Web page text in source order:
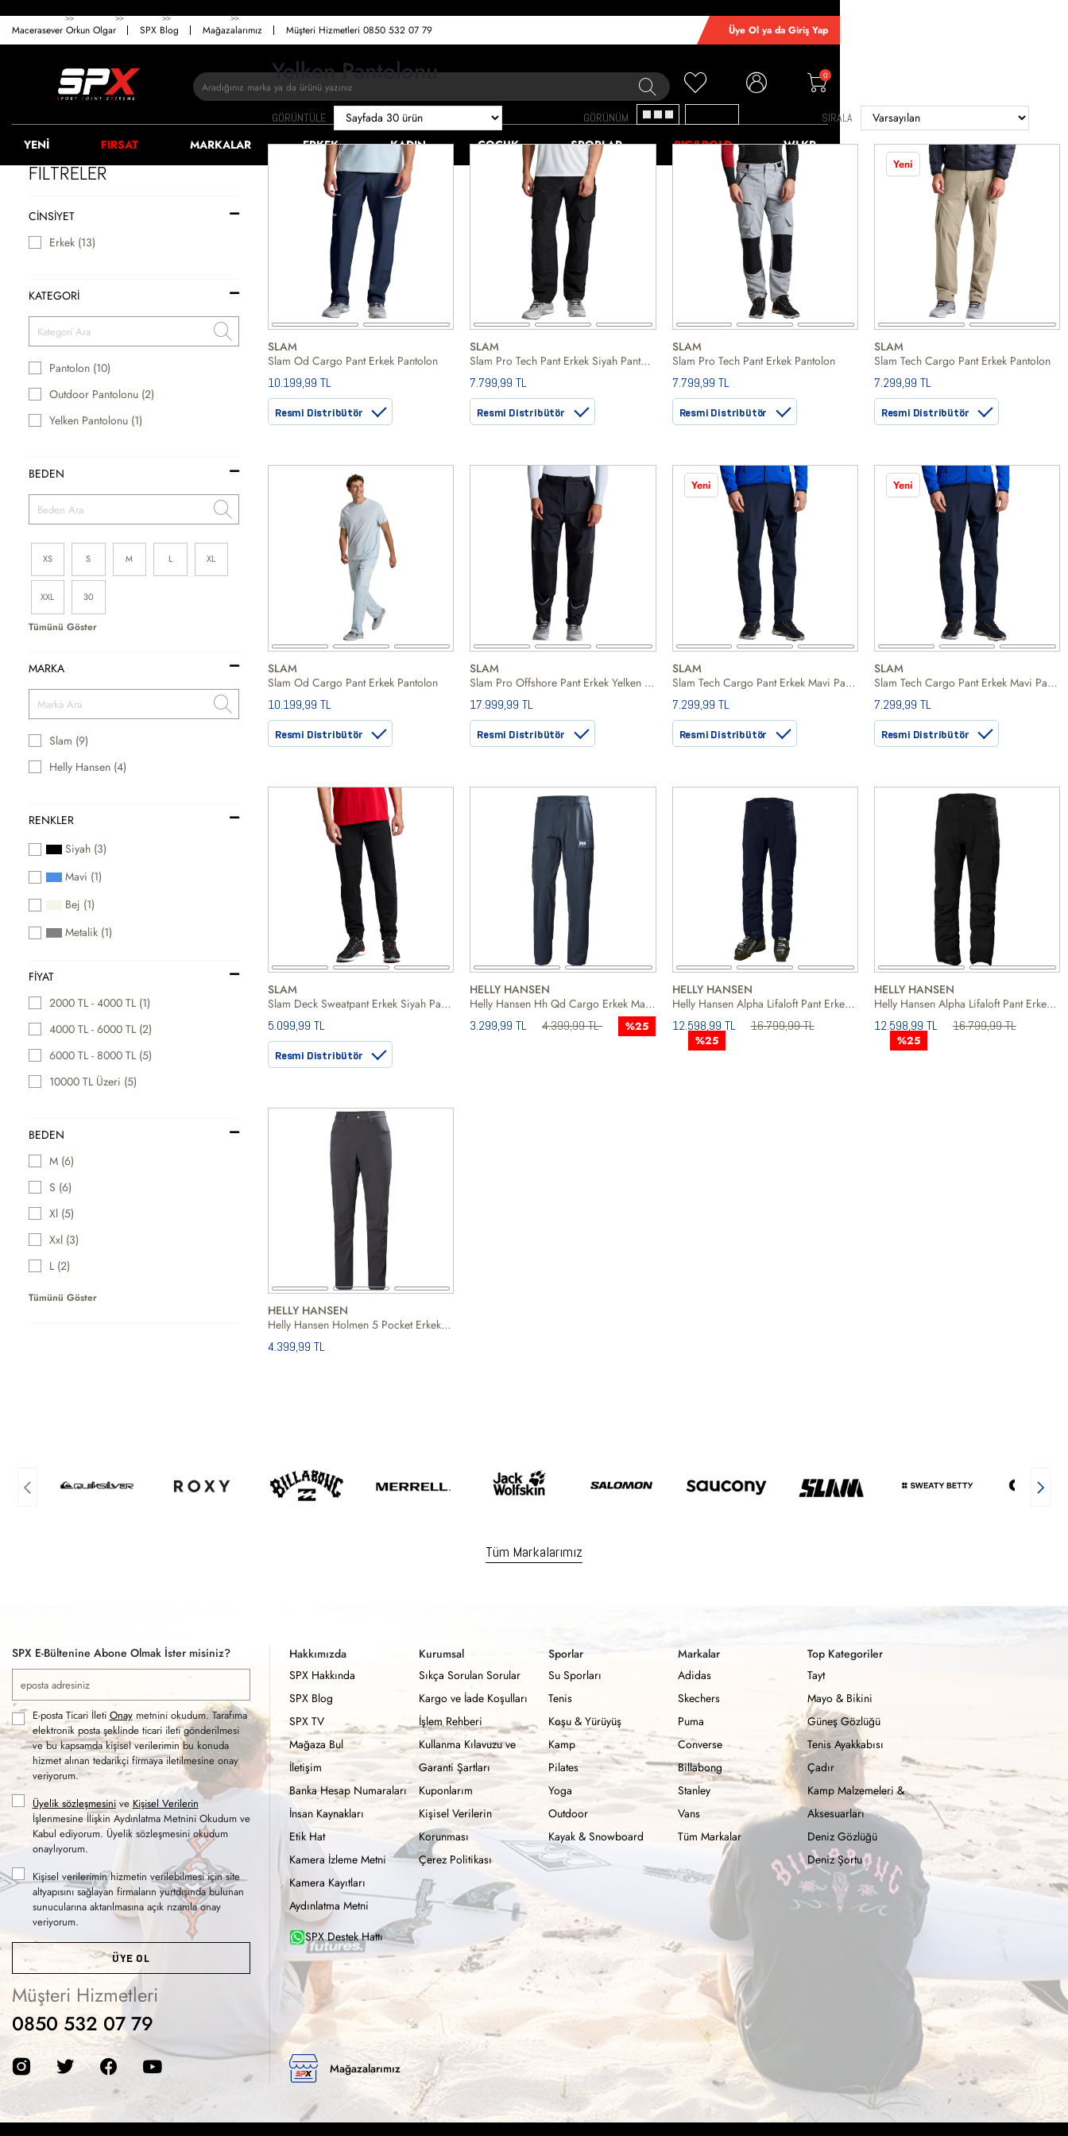
Macerasever Orkun Olgar SPX Blog Mağazalarımız Müşteri Hizmetleri 0850 532 07 79 Üye Ol ya da Giriş Yap
0
YENİ FIRSAT MARKALAR ERKEK KADIN ÇOCUK SPORLAR BIG&BOLD WLKR
ANASAYFA >> ERKEK >> GIYIM >> PANTOLON >> YELKEN & TEKNE
FİLTRELER
CINSIYET
Erkek (13)
KATEGORİ
Pantolon (10)
Outdoor Pantolonu (2)
Yelken Pantolonu (1)
BEDEN
XS S M L XL
XXL 30
Tümünü Göster
MARKA
Slam (9)
Helly Hansen (4)
RENKLER
Siyah (3)
Mavi (1)
Bej (1)
Metalik (1)
FIYAT
2000 TL - 4000 TL (1)
4000 TL - 6000 TL (2)
6000 TL - 8000 TL (5)
10000 TL Üzeri (5)
BEDEN
M (6)
S (6)
Xl (5)
Xxl (3)
L (2)
Tümünü Göster
Yelken Pantolonu
GÖRÜNTÜLE GÖRÜNÜM SIRALA
SLAM
Slam Od Cargo Pant Erkek Pantolon
10.199,99 TL
Resmi Distribütör
SLAM
Slam Pro Tech Pant Erkek Siyah Pantolon
7.799,99 TL
Resmi Distribütör
SLAM
Slam Pro Tech Pant Erkek Pantolon
7.799,99 TL
Resmi Distribütör
Yeni
SLAM
Slam Tech Cargo Pant Erkek Pantolon
7.299,99 TL
Resmi Distribütör
SLAM
Slam Od Cargo Pant Erkek Pantolon
10.199,99 TL
Resmi Distribütör
SLAM
Slam Pro Offshore Pant Erkek Yelken Pantolonu
17.999,99 TL
Resmi Distribütör
Yeni
SLAM
Slam Tech Cargo Pant Erkek Mavi Pantolon
7.299,99 TL
Resmi Distribütör
Yeni
SLAM
Slam Tech Cargo Pant Erkek Mavi Pantolon
7.299,99 TL
Resmi Distribütör
SLAM
Slam Deck Sweatpant Erkek Siyah Pantolon
5.099,99 TL
Resmi Distribütör
HELLY HANSEN
Helly Hansen Hh Qd Cargo Erkek Mavi Pantolon
3.299,99 TL 4.399,99 TL %25
HELLY HANSEN
Helly Hansen Alpha Lifaloft Pant Erkek Mavi Outdoor Pantolonu
12.598,99 TL 16.799,99 TL
%25
HELLY HANSEN
Helly Hansen Alpha Lifaloft Pant Erkek Siyah Outdoor Pantolonu
12.598,99 TL 16.799,99 TL
%25
HELLY HANSEN
Helly Hansen Holmen 5 Pocket Erkek Gri Pantolon
4.399,99 TL
Tüm Markalarımız
SPX E-Bültenine Abone Olmak İster misiniz?
E-posta Ticari İleti Onaymetnini okudum. Tarafıma
elektronik posta şeklinde ticari ileti gönderilmesi
ve bu kapsamda kişisel verilerimin bu konuda
hizmet alınan tedarikçi firmaya iletilmesine onay
veriyorum.
Üyelik sözleşmesinive Kişisel Verilerin
İşlenmesine İlişkin Aydınlatma Metnini Okudum ve
Kabul ediyorum. Üyelik sözleşmesini okudum
onaylıyorum.
Kişisel verilerimin hizmetin verilebilmesi için site
altyapısını sağlayan firmaların yurtdışında bulunan
sunucularına aktarılmasına açık rızamla onay
veriyorum.
ÜYE OL
Müşteri Hizmetleri
0850 532 07 79
Hakkımızda
SPX Hakkında
SPX Blog
SPX TV
Mağaza Bul
İletişim
Banka Hesap Numaraları
İnsan Kaynakları
Etik Hat
Kamera İzleme Metni
Kamera Kayıtları
Aydınlatma Metni
Kurumsal
Sıkça Sorulan Sorular
Kargo ve İade Koşulları
İşlem Rehberi
Kullanma Kılavuzu ve
Garanti Şartları
Kuponlarım
Kişisel Verilerin
Korunması
Çerez Politikası
Sporlar
Su Sporları
Tenis
Koşu & Yürüyüş
Kamp
Pilates
Yoga
Outdoor
Kayak & Snowboard
Markalar
Adidas
Skechers
Puma
Converse
Billabong
Stanley
Vans
Tüm Markalar
Top Kategoriler
Tayt
Mayo & Bikini
Güneş Gözlüğü
Tenis Ayakkabısı
Çadır
Kamp Malzemeleri &
Aksesuarları
Deniz Gözlüğü
Deniz Şortu
SPX Destek Hattı
Mağazalarımız